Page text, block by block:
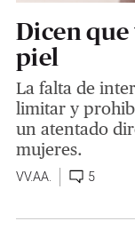
Dicen que
piel
La falta de
limitar y
un atentado
mujeres.
VV.AA. 5